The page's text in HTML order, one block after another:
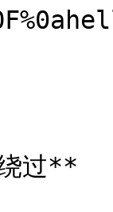
过**